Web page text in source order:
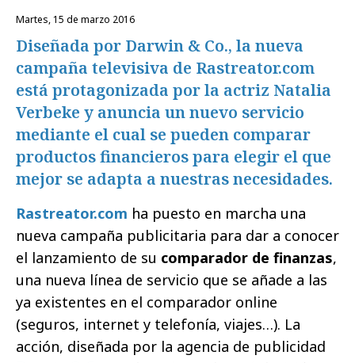
martes, 15 de marzo 2016
Diseñada por Darwin & Co., la nueva
campaña televisiva de Rastreator.com
está protagonizada por la actriz Natalia
Verbeke y anuncia un nuevo servicio
mediante el cual se pueden comparar
productos financieros para elegir el que
mejor se adapta a nuestras necesidades.
Rastreator.com ha puesto en marcha una
nueva campaña publicitaria para dar a conocer
el lanzamiento de su comparador de finanzas,
una nueva línea de servicio que se añade a las
ya existentes en el comparador online
(seguros, internet y telefonía, viajes…). La
acción, diseñada por la agencia de publicidad